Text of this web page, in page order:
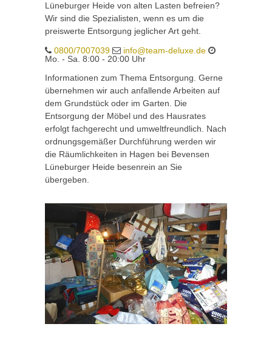
Lüneburger Heide von alten Lasten befreien?
Wir sind die Spezialisten, wenn es um die
preiswerte Entsorgung jeglicher Art geht.
0800/7007039
info@team-deluxe.de
Mo. - Sa. 8:00 - 20:00 Uhr
Informationen zum Thema Entsorgung. Gerne
übernehmen wir auch anfallende Arbeiten auf
dem Grundstück oder im Garten. Die
Entsorgung der Möbel und des Hausrates
erfolgt fachgerecht und umweltfreundlich. Nach
ordnungsgemäßer Durchführung werden wir
die Räumlichkeiten in Hagen bei Bevensen
Lüneburger Heide besenrein an Sie
übergeben.